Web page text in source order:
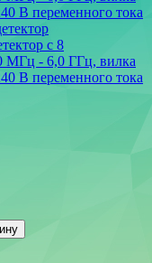
с 8
МГц - 6,0 ГГц, вилка
В переменного тока